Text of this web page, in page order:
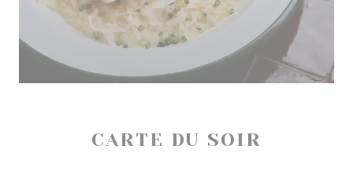
CARTE DU SOIR